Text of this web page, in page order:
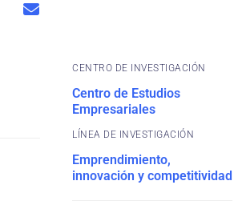
CENTRO DE INVESTIGACIÓN
Centro de Estudios
Empresariales
Emprendimiento,
innovación y competitividad